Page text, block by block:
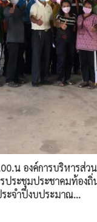
น องค์การบริหารส่
ประชุมประชาคมท้อง
ะจำปีงบประมาณ...